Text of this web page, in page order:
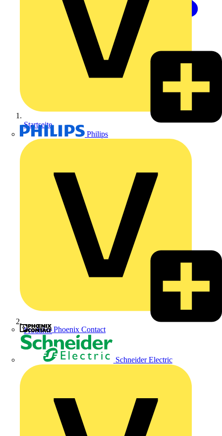
Philips
Phoenix Contact
Schneider Electric
Startseite
Produkte